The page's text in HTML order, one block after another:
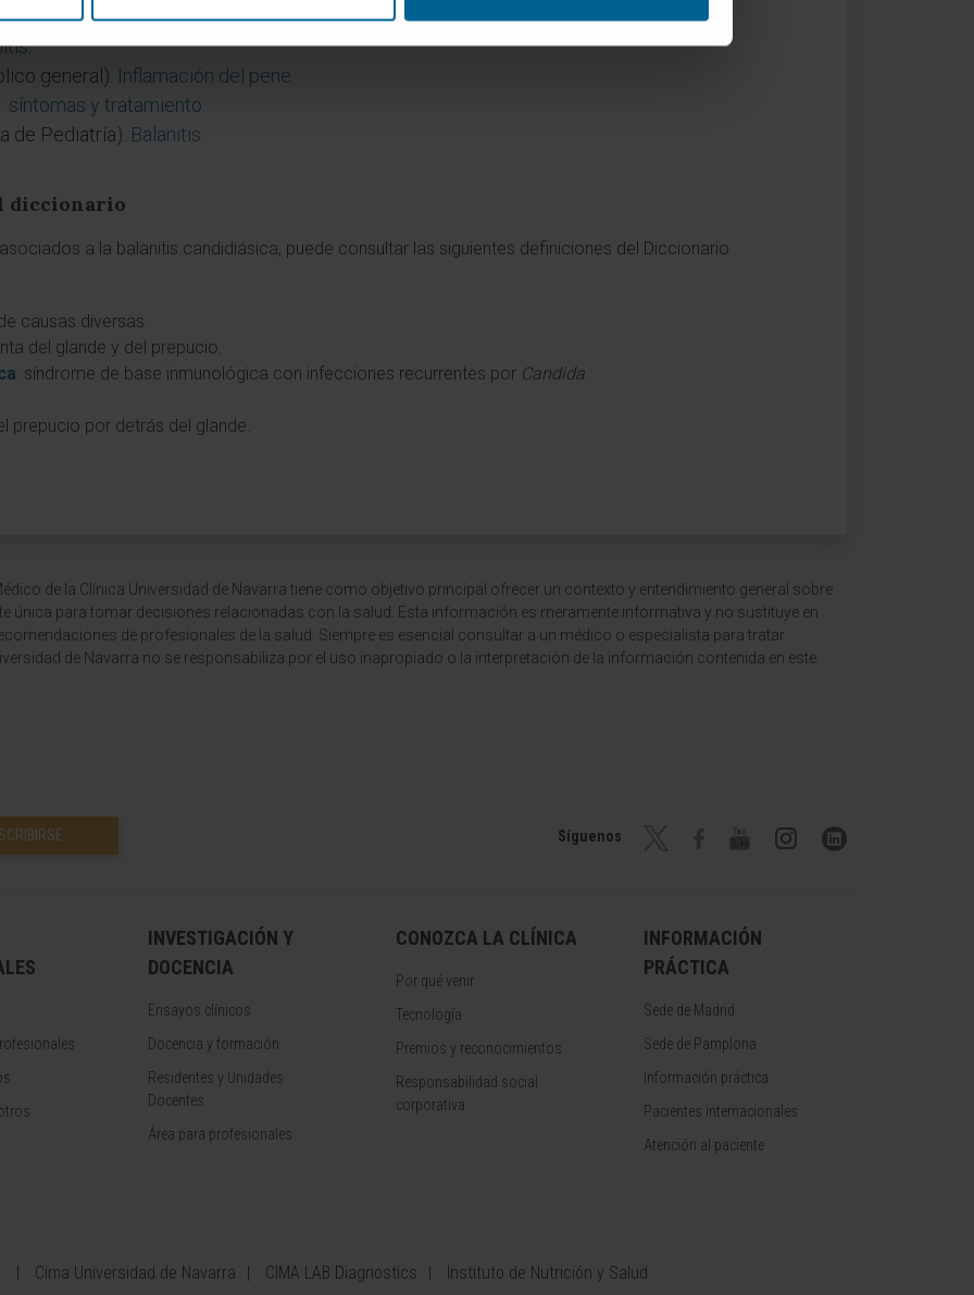
.
general). Inflamación del pene
síntomas y tratamiento
de Pediatría). Balanitis
diccionario
a la balanitis candidiásica, puede consultar las siguientes definiciones del Diccionario
causas diversas.
del glande y del prepucio.
: síndrome de base inmunológica con infecciones recurrentes por Candida.
prepucio por detrás del glande.
de la Clínica Universidad de Navarra tiene como objetivo principal ofrecer un contexto y entendimiento general sobre
única para tomar decisiones relacionadas con la salud. Esta información es meramente informativa y no sustituye en
de profesionales de la salud. Siempre es esencial consultar a un médico o especialista para tratar
de Navarra no se responsabiliza por el uso inapropiado o la interpretación de la información contenida en este
Síguenos
INVESTIGACIÓN Y
DOCENCIA
Ensayos clínicos
Docencia y formación
Residentes y Unidades
Docentes
Área para profesionales
CONOZCA LA CLÍNICA
Por qué venir
Tecnología
Premios y reconocimientos
Responsabilidad social
corporativa
INFORMACIÓN
PRÁCTICA
Sede de Madrid
Sede de Pamplona
Información práctica
Pacientes internacionales
Atención al paciente
Cima Universidad de Navarra CIMA LAB Diagnostics Instituto de Nutrición y Salud